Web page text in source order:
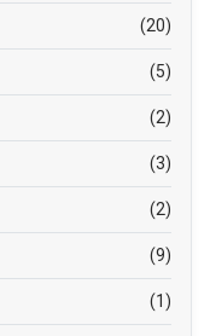
(20)
(5)
(2)
(3)
(2)
(9)
(1)